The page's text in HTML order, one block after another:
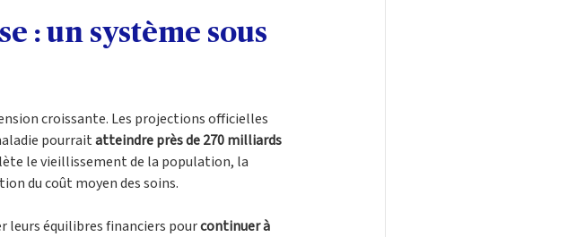
: un système sous
croissante. Les projections officielles
pourrait atteindre près de 270 milliards
le vieillissement de la population, la
du coût moyen des soins.
leurs équilibres financiers pour continuer à